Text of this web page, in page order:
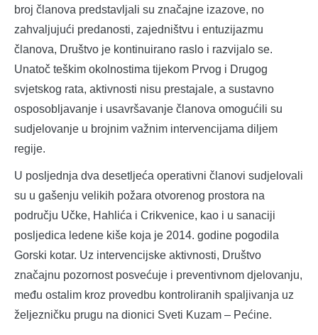
broj članova predstavljali su značajne izazove, no
zahvaljujući predanosti, zajedništvu i entuzijazmu
članova, Društvo je kontinuirano raslo i razvijalo se.
Unatoč teškim okolnostima tijekom Prvog i Drugog
svjetskog rata, aktivnosti nisu prestajale, a sustavno
osposobljavanje i usavršavanje članova omogućili su
sudjelovanje u brojnim važnim intervencijama diljem
regije.
U posljednja dva desetljeća operativni članovi sudjelovali
su u gašenju velikih požara otvorenog prostora na
području Učke, Hahlića i Crikvenice, kao i u sanaciji
posljedica ledene kiše koja je 2014. godine pogodila
Gorski kotar. Uz intervencijske aktivnosti, Društvo
značajnu pozornost posvećuje i preventivnom djelovanju,
među ostalim kroz provedbu kontroliranih spaljivanja uz
željezničku prugu na dionici Sveti Kuzam – Pećine.